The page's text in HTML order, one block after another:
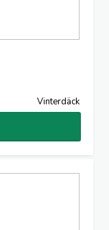
Vinterdäck